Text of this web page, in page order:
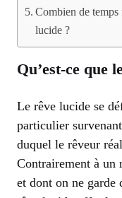
Combien de
lucide ?
Qu’est-ce que
Le rêve lucide se
particulier
duquel le rêveur
Contrairement à un
et dont on ne